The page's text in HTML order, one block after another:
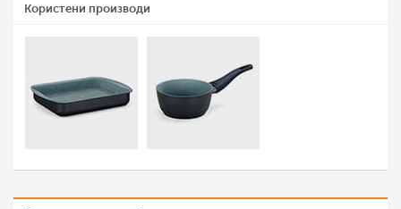
Користени производи